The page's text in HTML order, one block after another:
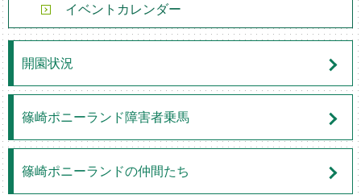
イベントカレンダー
開園状況
篠崎ポニーランド障害者乗馬
篠崎ポニーランドの仲間たち